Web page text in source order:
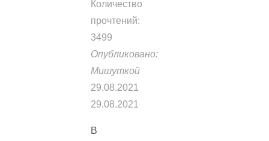
Количество
прочтений:
3499
Опубликовано:
Мишуткой
29.08.2021
29.08.2021
В